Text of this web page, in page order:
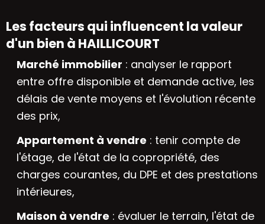
Les facteurs qui influencent la valeur
d'un bien à HAILLICOURT
Marché immobilier : analyser le rapport
entre offre disponible et demande active, les
délais de vente moyens et l'évolution récente
des prix,
Appartement à vendre : tenir compte de
l'étage, de l'état de la copropriété, des
charges courantes, du DPE et des prestations
intérieures,
Maison à vendre : évaluer le terrain, l'état de